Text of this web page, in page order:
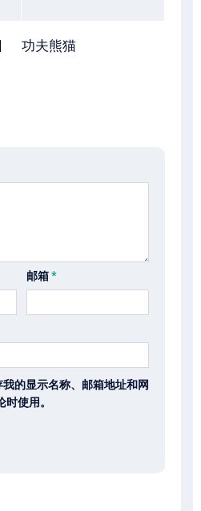
功夫熊猫
邮箱*
的显示名称、邮箱地址和网
使用。